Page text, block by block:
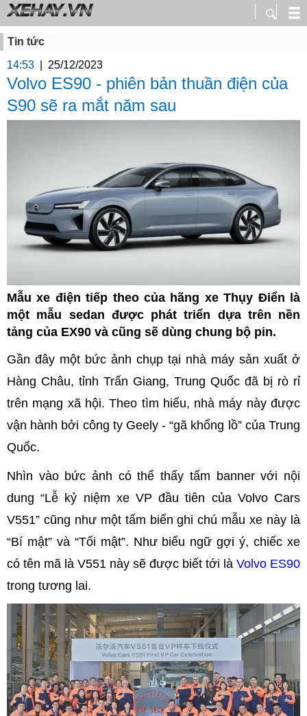
Tin tức
14:53
25/12/2023
Volvo ES90 - phiên bản thuần điện của
S90 sẽ ra mắt năm sau
Mẫu xe điện tiếp theo của hãng xe Thụy Điển là
một mẫu sedan được phát triển dựa trên nền
tảng của EX90 và cũng sẽ dùng chung bộ pin.
Gần đây một bức ảnh chụp tại nhà máy sản xuất ở
Hàng Châu, tỉnh Trấn Giang, Trung Quốc đã bị rò rỉ
trên mạng xã hội. Theo tìm hiểu, nhà máy này được
vận hành bởi công ty Geely - “gã khổng lồ” của Trung
Quốc.
Nhìn vào bức ảnh có thể thấy tấm banner với nội
dung “Lễ kỷ niệm xe VP đầu tiên của Volvo Cars
V551” cũng như một tấm biển ghi chú mẫu xe này là
“Bí mật” và “Tối mật”. Như biểu ngữ gợi ý, chiếc xe
có tên mã là V551 này sẽ được biết tới là Volvo ES90
trong tương lai.